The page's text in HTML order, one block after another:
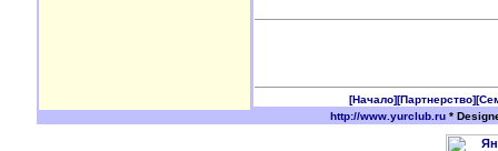
[Начало][Партнерство]
http://www.yurclub.ru*